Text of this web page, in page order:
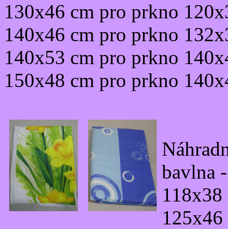
130x46 cm pro prkno
140x46 cm pro prkno
140x53 cm pro prkno
150x48 cm pro prkno
bavlna